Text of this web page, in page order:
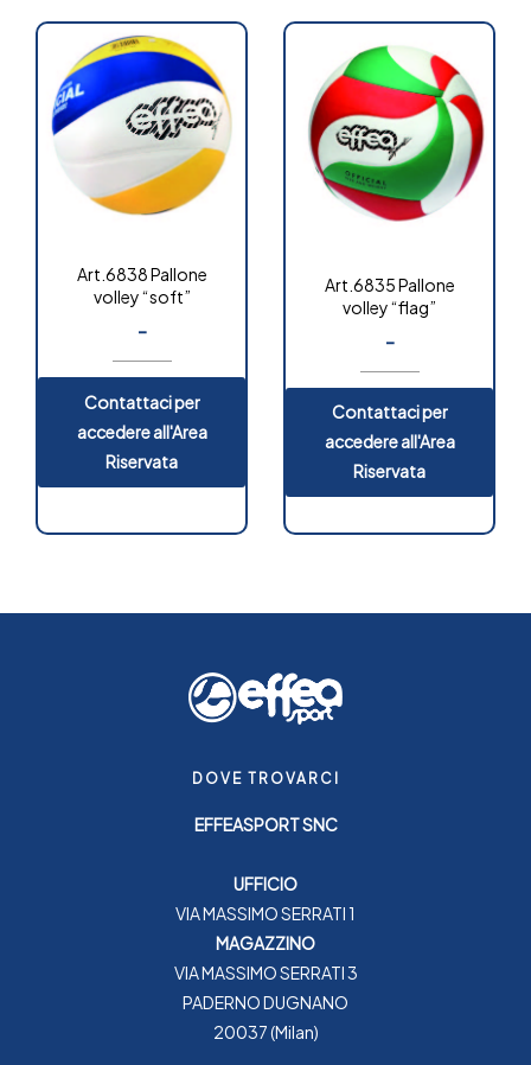
Art.6838 Pallone
volley “soft”
-
Contattaci per
accedere all'Area
Riservata
Art.6835 Pallone
volley “flag”
-
Contattaci per
accedere all'Area
Riservata
DOVE TROVARCI
EFFEASPORT SNC
UFFICIO
VIA MASSIMO SERRATI 1
MAGAZZINO
VIA MASSIMO SERRATI 3
PADERNO DUGNANO
20037 (Milan)